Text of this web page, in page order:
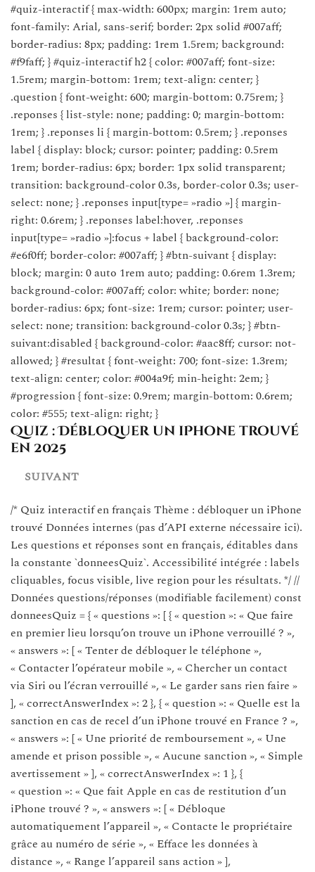
#quiz-interactif { max-width: 600px; margin: 1rem auto;
font-family: Arial, sans-serif; border: 2px solid #007aff;
border-radius: 8px; padding: 1rem 1.5rem; background:
#f9faff; } #quiz-interactif h2 { color: #007aff; font-size:
1.5rem; margin-bottom: 1rem; text-align: center; }
.question { font-weight: 600; margin-bottom: 0.75rem; }
.reponses { list-style: none; padding: 0; margin-bottom:
1rem; } .reponses li { margin-bottom: 0.5rem; } .reponses
label { display: block; cursor: pointer; padding: 0.5rem
1rem; border-radius: 6px; border: 1px solid transparent;
transition: background-color 0.3s, border-color 0.3s; user-
select: none; } .reponses input[type= »radio »] { margin-
right: 0.6rem; } .reponses label:hover, .reponses
input[type= »radio »]:focus + label { background-color:
#e6f0ff; border-color: #007aff; } #btn-suivant { display:
block; margin: 0 auto 1rem auto; padding: 0.6rem 1.3rem;
background-color: #007aff; color: white; border: none;
border-radius: 6px; font-size: 1rem; cursor: pointer; user-
select: none; transition: background-color 0.3s; } #btn-
suivant:disabled { background-color: #aac8ff; cursor: not-
allowed; } #resultat { font-weight: 700; font-size: 1.3rem;
text-align: center; color: #004a9f; min-height: 2em; }
#progression { font-size: 0.9rem; margin-bottom: 0.6rem;
color: #555; text-align: right; }
Quiz : Débloquer un iPhone trouvé
en 2025
SUIVANT
/* Quiz interactif en français Thème : débloquer un iPhone
trouvé Données internes (pas d’API externe nécessaire ici).
Les questions et réponses sont en français, éditables dans
la constante `donneesQuiz`. Accessibilité intégrée : labels
cliquables, focus visible, live region pour les résultats. */ //
Données questions/réponses (modifiable facilement) const
donneesQuiz = { « questions »: [ { « question »: « Que faire
en premier lieu lorsqu’on trouve un iPhone verrouillé ? »,
« answers »: [ « Tenter de débloquer le téléphone »,
« Contacter l’opérateur mobile », « Chercher un contact
via Siri ou l’écran verrouillé », « Le garder sans rien faire »
], « correctAnswerIndex »: 2 }, { « question »: « Quelle est la
sanction en cas de recel d’un iPhone trouvé en France ? »,
« answers »: [ « Une priorité de remboursement », « Une
amende et prison possible », « Aucune sanction », « Simple
avertissement » ], « correctAnswerIndex »: 1 }, {
« question »: « Que fait Apple en cas de restitution d’un
iPhone trouvé ? », « answers »: [ « Débloque
automatiquement l’appareil », « Contacte le propriétaire
grâce au numéro de série », « Efface les données à
distance », « Range l’appareil sans action » ],